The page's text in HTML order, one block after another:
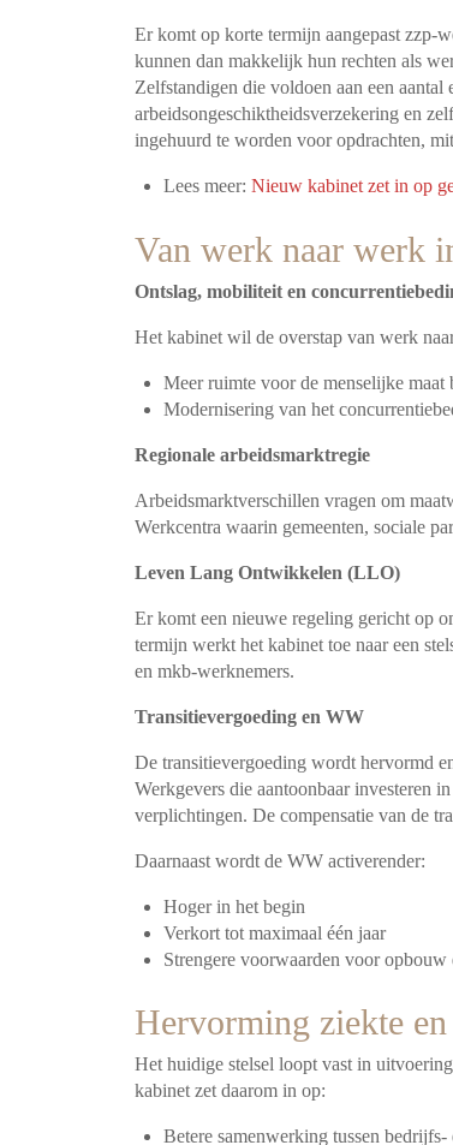
Er komt op korte termijn aangepast zzp-
kunnen dan makkelijk hun rechten als
Zelfstandigen die voldoen aan een
arbeidsongeschiktheidsverzekering en
ingehuurd te worden voor opdrachten,
Lees meer: Nieuw kabinet zet in op
Van werk naar werk
Ontslag, mobiliteit en
Het kabinet wil de overstap van werk
Meer ruimte voor de menselijke maat
Modernisering van het
Regionale arbeidsmarktregie
Arbeidsmarktverschillen vragen om
Werkcentra waarin gemeenten, sociale
Leven Lang Ontwikkelen (LLO)
Er komt een nieuwe regeling gericht op
termijn werkt het kabinet toe naar een
en mkb-werknemers.
Transitievergoeding en WW
De transitievergoeding wordt hervormd
Werkgevers die aantoonbaar investeren
verplichtingen. De compensatie van de
Daarnaast wordt de WW activerender:
Hoger in het begin
Verkort tot maximaal één jaar
Strengere voorwaarden voor
Hervorming ziekte
Het huidige stelsel loopt vast in
kabinet zet daarom in op:
Betere samenwerking tussen bedrijfs-